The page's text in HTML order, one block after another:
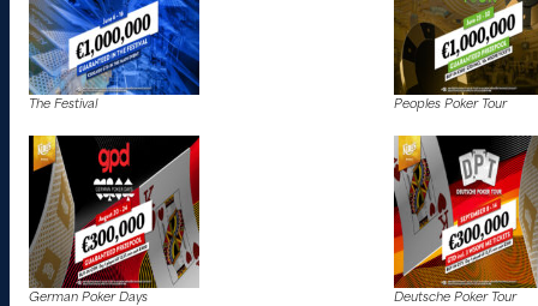
The Festival Peoples Poker Tour
German Poker Days Deutsche Poker Tour